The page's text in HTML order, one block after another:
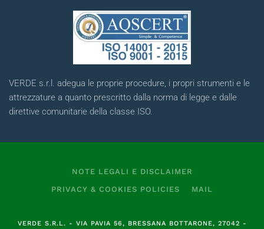
VERDE s.r.l. adegua le proprie procedure, i propri strumenti e le
attrezzature a quanto prescritto dalla norma di legge e dalle
direttive comunitarie della classe ISO.
NOTE LEGALI E DISCLAIMER
PRIVACY & COOKIES POLICIES
MAIL
VERDE S.R.L. - VIA PAVIA 56, BRESSANA BOTTARONE, 27042 -